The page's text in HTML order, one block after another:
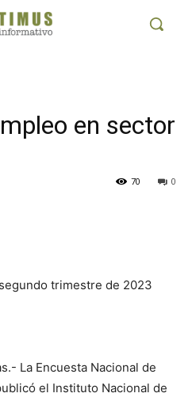
en sector
0
70
trimestre de 2023
La Encuesta Nacional de
el Instituto Nacional de